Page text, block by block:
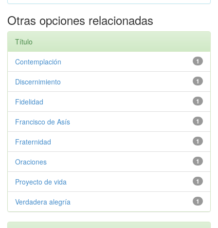
Otras opciones relacionadas
Título
1
Contemplación
1
Discernimiento
1
Fidelidad
1
Francisco de Asís
1
Fraternidad
1
Oraciones
1
Proyecto de vida
1
Verdadera alegría